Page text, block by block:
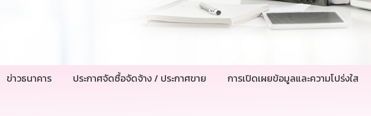
ข่าวธนาคาร ประกาศจัดซื้อจัดจ้าง / ประกาศขาย การเปิดเผยข้อมูลและความโปร่งใส